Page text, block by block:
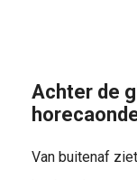
Achter de
Van buitenaf